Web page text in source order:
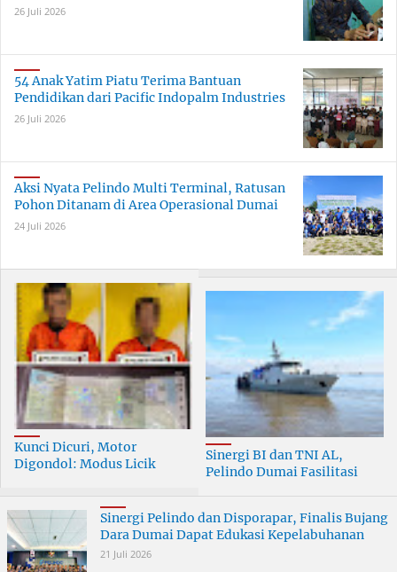
26 Juli 2026
54 Anak Yatim Piatu Terima Bantuan
Pendidikan dari Pacific Indopalm Industries
26 Juli 2026
Aksi Nyata Pelindo Multi Terminal, Ratusan
Pohon Ditanam di Area Operasional Dumai
24 Juli 2026
Kunci Dicuri, Motor
Digondol: Modus Licik
Terungkap
Sinergi BI dan TNI AL,
Pelindo Dumai Fasilitasi
Sinergi Pelindo dan Disporapar, Finalis Bujang
Dara Dumai Dapat Edukasi Kepelabuhanan
21 Juli 2026